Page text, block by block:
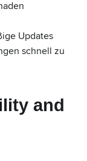
Updates
schnell zu
and